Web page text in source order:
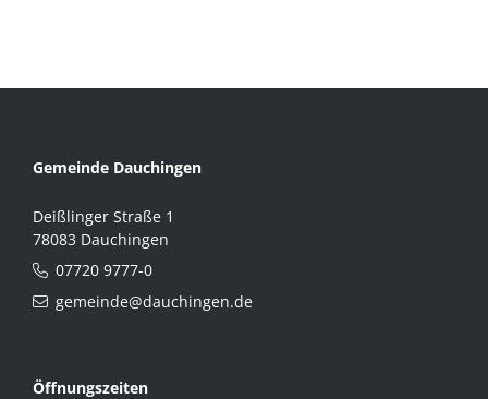
Gemeinde Dauchingen
Deißlinger Straße 1
78083 Dauchingen
07720 9777-0
gemeinde@dauchingen.de
Öffnungszeiten